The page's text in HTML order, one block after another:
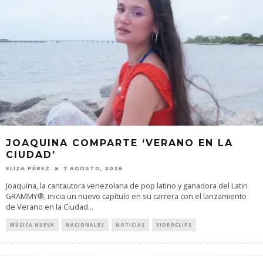
JOAQUINA COMPARTE ‘VERANO EN LA
CIUDAD’
ELIZA PÉREZ 7 AGOSTO, 2026
Joaquina, la cantautora venezolana de pop latino y ganadora del Latin
GRAMMY®, inicia un nuevo capítulo en su carrera con el lanzamiento
de Verano en la Ciudad...
MÚSICA NUEVA NACIONALES NOTICIAS VIDEOCLIPS